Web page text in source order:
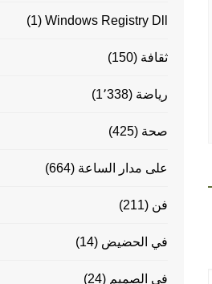
Windows Registry Dll
(1)
ثقافة (150)
رياضة (1٬338)
صحة (425)
على مدار الساعة (664)
فن (211)
في الحضيض (14)
في الصميم (24)